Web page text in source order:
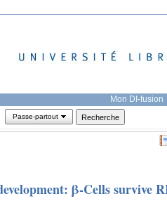
Mon DI-fusion
Passe-partout
β-Cells survive